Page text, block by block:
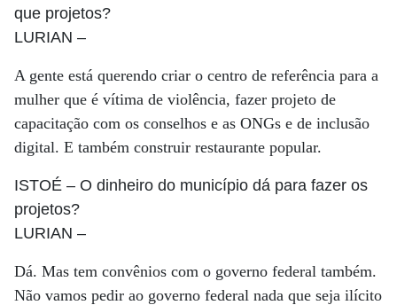
que projetos?
LURIAN –
A gente está querendo criar o centro de referência para a
mulher que é vítima de violência, fazer projeto de
capacitação com os conselhos e as ONGs e de inclusão
digital. E também construir restaurante popular.
ISTOÉ – O dinheiro do município dá para fazer os
projetos?
LURIAN –
Dá. Mas tem convênios com o governo federal também.
Não vamos pedir ao governo federal nada que seja ilícito